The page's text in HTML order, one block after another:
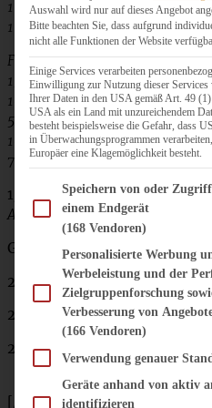
1 Ei
1 Prise Salz
Füllung:
150 g fein geraspelte Möhren
100 g gemahlene Mandeln
50 g gehackte Haselnüsse
100 g sehr weiche Butter
75 g brauner Zucker
1/2 TL Zimt
Abrieb einer halben Bio-Orange
Guss:
2 EL Zitronensaft
2 EL Sahne
200 g Puderzucker
[/tab]
Auswahl wird nur auf dieses Angebot
Bitte beachten Sie, dass aufgrund
nicht alle Funktionen der Website
Einige Services verarbeiten
Einwilligung zur Nutzung dieser
Ihrer Daten in den USA gemäß Art. 49
USA als ein Land mit unzureichendem
besteht beispielsweise die Gefahr, dass
in Überwachungsprogrammen
Europäer eine Klagemöglichkeit besteht.
Im Folgenden finden Sie eine Liste der
Speichern von oder
einem Endgerät
(168 Vendoren)
Personalisierte Werbung
Werbeleistung und der
Zielgruppenforschung
Verbesserung von
(166 Vendoren)
Verwendung genauer
Geräte anhand von aktiv
identifizieren